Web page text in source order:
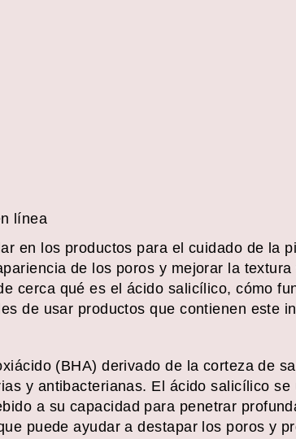
línea
en los productos para el cuidado de la
de los poros y mejorar la
cerca qué es el ácido salicílico, cómo
de usar productos que contienen este
(BHA) derivado de la corteza de
y antibacterianas. El ácido salicílico se
a su capacidad para penetrar
puede ayudar a destapar los poros y